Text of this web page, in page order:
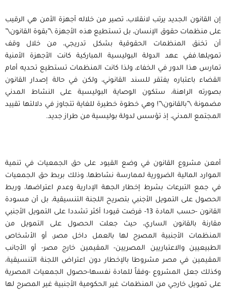
إن القانون الجديد يرتب لانقلاب، تصير من خلاله أجهزة الأمن هي الرقيب
على منظمات حقوق الإنسان، بل تستطيع هذه الأجهزة \”بقوة القانون\”
أن تخنق المنظمات الحقوقية بشكل تدريجي، من خلال وقف
تمويلها.ففي عهد الدولة البوليسية المباركية كانت الأجهزة الأمنية
تمارس هذا الدور في الخفاء، ولذا كانت المنظمات تستطيع تحديه أمام
القضاء باعتباره يفتقر للسند القانوني، ولكن في حالة إصدار القانون
بصورته الراهنة، ستكون الوصاية البوليسية على النشاط المدني
مضمونة \”بالقانون\”! وهي خطوة خطيرة للغاية تتجاوز في دلالتها تقييد
المجتمع المدني، إذ تؤسس لدولة بوليسية من طراز جديد.
أمعن مشروع القانون في وضع القيود على حق الجمعيات في تنمية
الموارد المالية الضرورية لممارسة نشاطها، وذلك بربط حق الجمعيات
في جمع التبرعات بشرط إخطار الجهة الإدارية وعدم اعتراضها، وربط
الحصول على التمويل الأجنبي بتصريح اللجنة التنسيقية، بل أن مسودة
القانون -حسب المادة 13- فرضت قيودا أكثر تشددا على التمويل الأجنبي
مقارنة بالقانون الساري، حيث جعلت الحصول على التمويل من
المنظمات الأجنبية المصرح لها بالعمل داخل مصر، أو الأشخاص
الطبيعيين والاعتباريين المصريين- المقيمين خارج مصر- أو الأجانب
المقيمين في مصر مشروطا بالإخطار دون اعتراض اللجنة التنسيقية،
وكذلك جعل المشروع -وفقاً للمادة نفسها-حصول الجمعيات المصرية
على تمويل خارجي من المنظمات غير الحكومية الأجنبية غير المصرح لها